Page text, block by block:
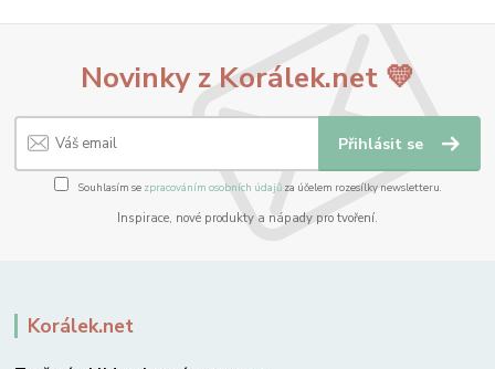
Novinky z Korálek.net 💛
Přihlásit se
Souhlasím se zpracováním osobních údajůza účelem rozesílky newsletteru.
Inspirace, nové produkty a nápady pro tvoření.
Korálek.net